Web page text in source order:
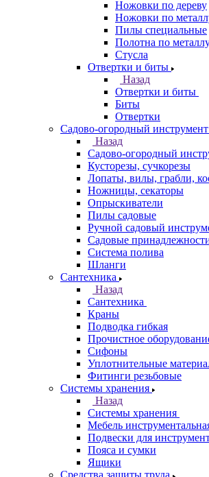
Ножовки по дереву
Ножовки по
Пилы специальные
Полотна по
Стусла
Отвертки и биты
Назад
Отвертки и биты
Биты
Отвертки
Садово-огородный инструмент
Назад
Садово-огородный
Кусторезы, сучкорезы
Лопаты, вилы, грабли,
Ножницы, секаторы
Опрыскиватели
Пилы садовые
Ручной садовый
Садовые
Система полива
Шланги
Сантехника
Назад
Сантехника
Краны
Подводка гибкая
Прочистное
Сифоны
Уплотнительные
Фитинги резьбовые
Системы хранения
Назад
Системы хранения
Мебель
Подвески для
Пояса и сумки
Ящики
Средства защиты труда